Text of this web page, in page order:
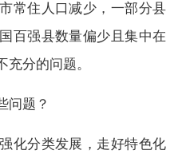
住人口减少，一部分县
百强县数量偏少且集中在
分的问题。
题？
分类发展，走好特色化